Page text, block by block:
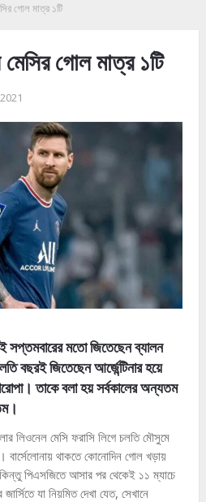
গোল মাত্র ১টি
গোল মাত্র ১টি
সপ্তমবারের মতো জিতেছেন ব্যালন
বছরই জিতেছেন আর্জেন্টিনার হয়ে
তাকে বলা হয় সর্বকালের অন্যতম
লিওনেল মেসি ফরাসি লিগে চলতি মৌসুমে
থাকতে কোনোদিন গোল খড়ায়
পিএসজিতে আসার পর থেকেই ১১ ম্যাচে
যা নিয়মিত দেখা যেত, সেখানে